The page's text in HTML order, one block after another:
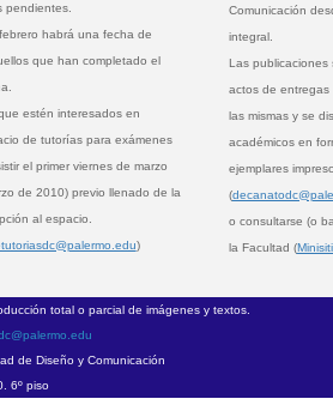
pendientes.
habrá una fecha de
que han completado el
estén interesados en
de tutorías para exámenes
el primer viernes de marzo
de 2010) previo llenado de la
al espacio.
)
Comunicación
integral.
Las publicaciones
actos de entregas
las mismas y se
académicos en
ejemplares
(
o consultarse (o
la Facultad (
total o parcial de imágenes y textos.
de Diseño y Comunicación
6º piso